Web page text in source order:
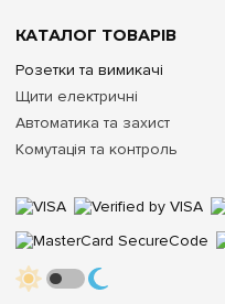
КАТАЛОГ ТОВАРІВ
Розетки та вимикачі
Щити електричні
Автоматика та захист
Комутація та контроль